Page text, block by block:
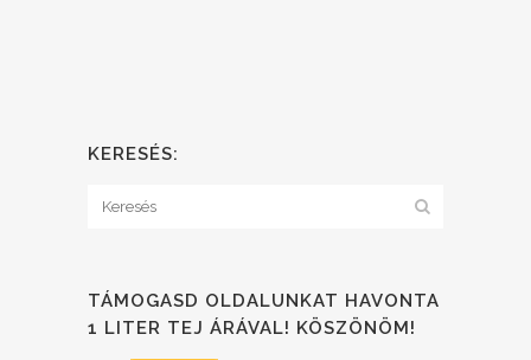
KERESÉS:
TÁMOGASD OLDALUNKAT HAVONTA
1 LITER TEJ ÁRÁVAL! KÖSZÖNÖM!